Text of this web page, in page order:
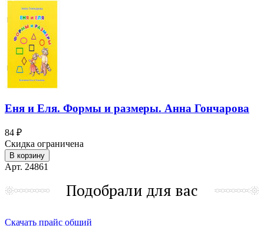
Еня и Еля. Формы и размеры. Анна Гончарова
84 ₽
Скидка ограничена
В корзину
Арт. 24861
Подобрали для вас
Скачать прайс общий